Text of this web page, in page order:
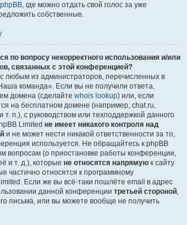
, где можно отдать свой голос за уже
собственные.
по вопросу некорректного использования и/или
связанных с этой конференцией?
любым из администраторов, перечисленных в
команда». Если вы не получили ответа,
домена (сделайте whois lookup) или, если
на бесплатном домене (например, chat.ru,
т. п.), с руководством или техподдержкой данного
Limited не имеет никакого контроля над
и не может нести никакой ответственности за то,
используется. Не обращайтесь к phpBB
вопросам (о приостановке работы конференции,
и т. д.), которые не относятся напрямую к сайту
частично относятся к программному
Если же вы всё-таки пошлёте email в адрес
данной конференции третьей стороной,
письма, или вы можете вообще не получить